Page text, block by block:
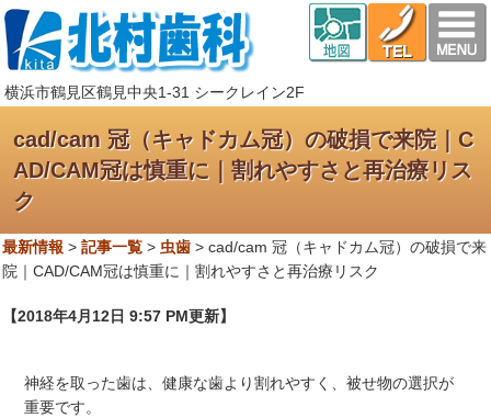
横浜市鶴見区鶴見中央1-31 シークレイン2F
cad/cam 冠（キャドカム冠）の破損で来院｜C
AD/CAM冠は慎重に｜割れやすさと再治療リス
ク
最新情報 > 記事一覧 > 虫歯 > cad/cam 冠（キャドカム冠）の破損で来
院｜CAD/CAM冠は慎重に｜割れやすさと再治療リスク
【2018年4月12日 9:57 PM更新】
神経を取った歯は、健康な歯より割れやすく、被せ物の選択が
重要です。